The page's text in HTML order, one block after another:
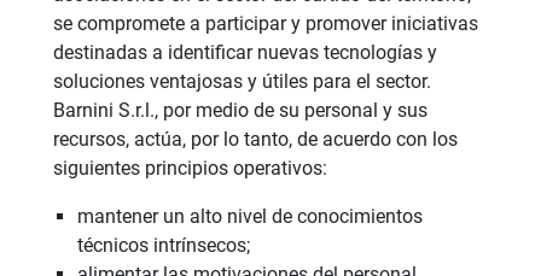
se compromete a participar y promover iniciativas
destinadas a identificar nuevas tecnologías y
soluciones ventajosas y útiles para el sector.
Barnini S.r.l., por medio de su personal y sus
recursos, actúa, por lo tanto, de acuerdo con los
siguientes principios operativos:
mantener un alto nivel de conocimientos
técnicos intrínsecos;